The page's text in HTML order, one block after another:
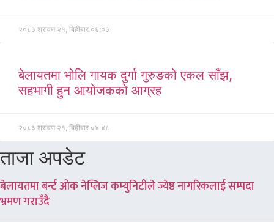
२०८३ श्रावण २१, बिहीबार ०६:०३
बेलायतमा भोलि गायक दुर्गा गुरुङको एकल साँझ,
सहभागी हुन आयोजकको आग्रह
२०८३ श्रावण २१, बिहीबार ०४:४८
ताजा अपडेट
बेलायतमा बर्न्ट ओक नेप्लिज कम्युनिटीले ज्येष्ठ नागरिकलाई सम्पदा
भ्रमण गराउँदै